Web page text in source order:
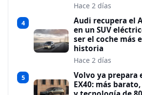
Hace 2 días
4
Audi recupera el
en un SUV
ser el coche más
historia
Hace 2 días
5
Volvo ya
EX40: más